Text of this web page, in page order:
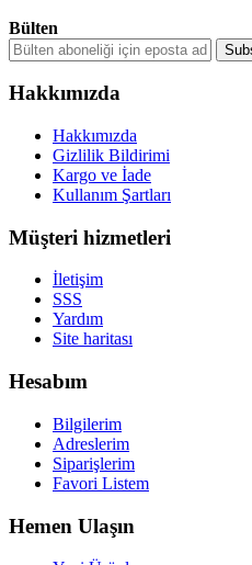
Bülten
Hakkımızda
Hakkımızda
Gizlilik Bildirimi
Kargo ve İade
Kullanım Şartları
Müşteri hizmetleri
İletişim
SSS
Yardım
Site haritası
Hesabım
Bilgilerim
Adreslerim
Siparişlerim
Favori Listem
Hemen Ulaşın